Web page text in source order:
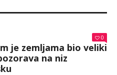
0
je zemljama bio veliki
na niz